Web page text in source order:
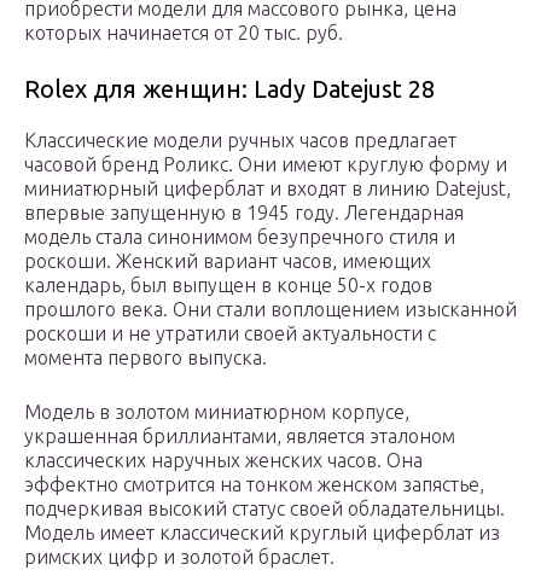
приобрести модели для массового рынка, цена
которых начинается от 20 тыс. руб.
Rolex для женщин: Lady Datejust 28
Классические модели ручных часов предлагает
часовой бренд Роликс. Они имеют круглую форму и
миниатюрный циферблат и входят в линию Datejust,
впервые запущенную в 1945 году. Легендарная
модель стала синонимом безупречного стиля и
роскоши. Женский вариант часов, имеющих
календарь, был выпущен в конце 50-х годов
прошлого века. Они стали воплощением изысканной
роскоши и не утратили своей актуальности с
момента первого выпуска.
Модель в золотом миниатюрном корпусе,
украшенная бриллиантами, является эталоном
классических наручных женских часов. Она
эффектно смотрится на тонком женском запястье,
подчеркивая высокий статус своей обладательницы.
Модель имеет классический круглый циферблат из
римских цифр и золотой браслет.